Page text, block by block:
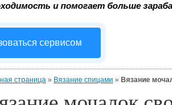
и помогает больше
сервисом
страница » Вязание спицами » Вязание